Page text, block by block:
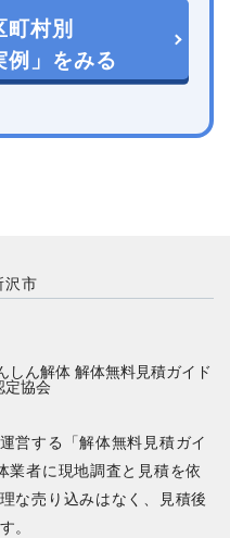
町村別
例」をみる
沢市
営する「解体無料見積ガイ
業者に現地調査と見積を依
な売り込みはなく、見積後
。